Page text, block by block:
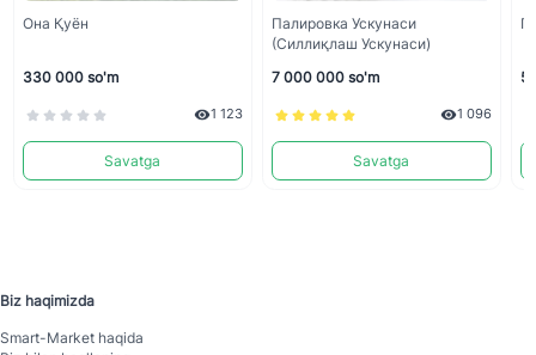
Она Қуён
330 000 so'm
1 123
Savatga
Палировка Ускунаси
(силлиқлаш Ускунаси)
7 000 000 so'm
1 096
Savatga
5
Biz haqimizda
Smart-Mаrket haqida